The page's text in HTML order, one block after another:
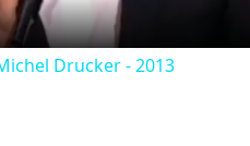
Drucker - 2013